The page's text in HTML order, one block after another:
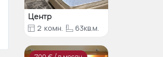
Центр
2 комн. 63кв.м.